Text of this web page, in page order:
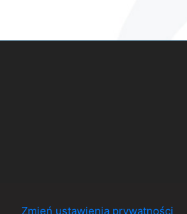
Zmień ustawienia prywatności